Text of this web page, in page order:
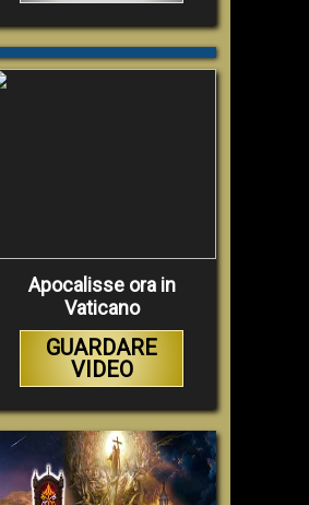
Apocalisse ora in
Vaticano
GUARDARE
VIDEO